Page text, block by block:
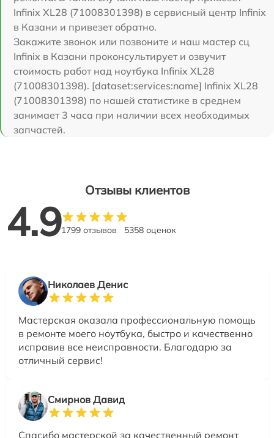
Infinix XL28 (71008301398) в сервисный центр Infinix
в Казани и привезет обратно.
Закажите звонок или позвоните и наш мастер сц
Infinix в Казани проконсультирует и озвучит
стоимость работ над ноутбука Infinix XL28
(71008301398). [dataset:services:name] Infinix XL28
(71008301398) по нашей статистике в среднем
занимает 3 часа при наличии всех необходимых
запчастей.
Отзывы клиентов
4.91799 отзывов 5358 оценок
Николаев Денис
Мастерская оказала профессиональную помощь
в ремонте моего ноутбука, быстро и качественно
исправив все неисправности. Благодарю за
отличный сервис!
Смирнов Давид
Спасибо мастерской за качественный ремонт